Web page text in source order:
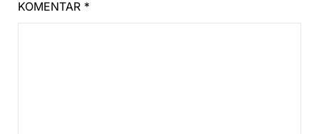
KOMENTAR *